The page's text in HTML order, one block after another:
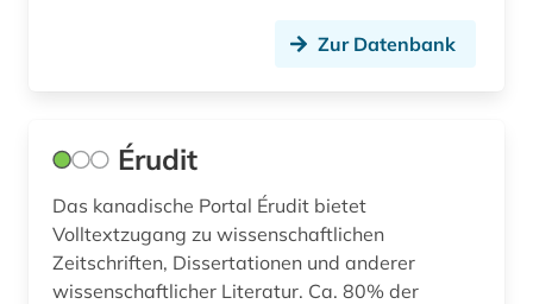
medienwissenschaft (16)
mediävistik (1)
mittelalter (1)
mittelfranzösisch (1)
Zur Datenbank
Érudit
Das kanadische Portal Érudit bietet
Volltextzugang zu wissenschaftlichen
Zeitschriften, Dissertationen und anderer
wissenschaftlicher Literatur. Ca. 80% der